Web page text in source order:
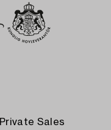
Private Sales